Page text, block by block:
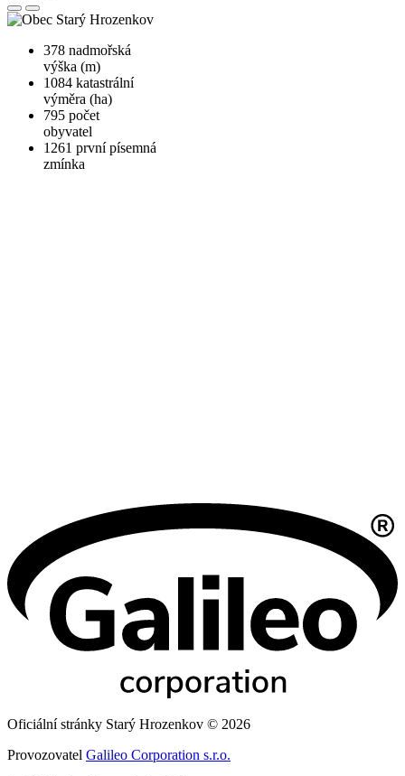
378 nadmořská
výška (m)
1084 katastrální
výměra (ha)
795 počet
obyvatel
1261 první písemná
zmínka
Oficiální stránky Starý Hrozenkov © 2026
Provozovatel Galileo Corporation s.r.o.